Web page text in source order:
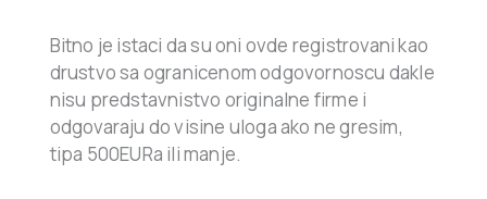
Bitno je istaci da su oni ovde registrovani kao
drustvo sa ogranicenom odgovornoscu dakle
nisu predstavnistvo originalne firme i
odgovaraju do visine uloga ako ne gresim,
tipa 500EURa ili manje.